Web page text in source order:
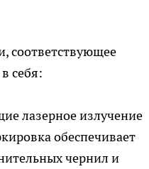
соответствующее
себя:
лазерное излучение
обеспечивает
чернил и